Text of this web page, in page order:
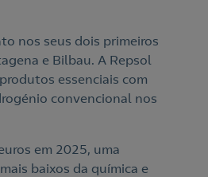
nos seus dois primeiros
e Bilbau. A Repsol
essenciais com
convencional nos
em 2025, uma
baixos da química e